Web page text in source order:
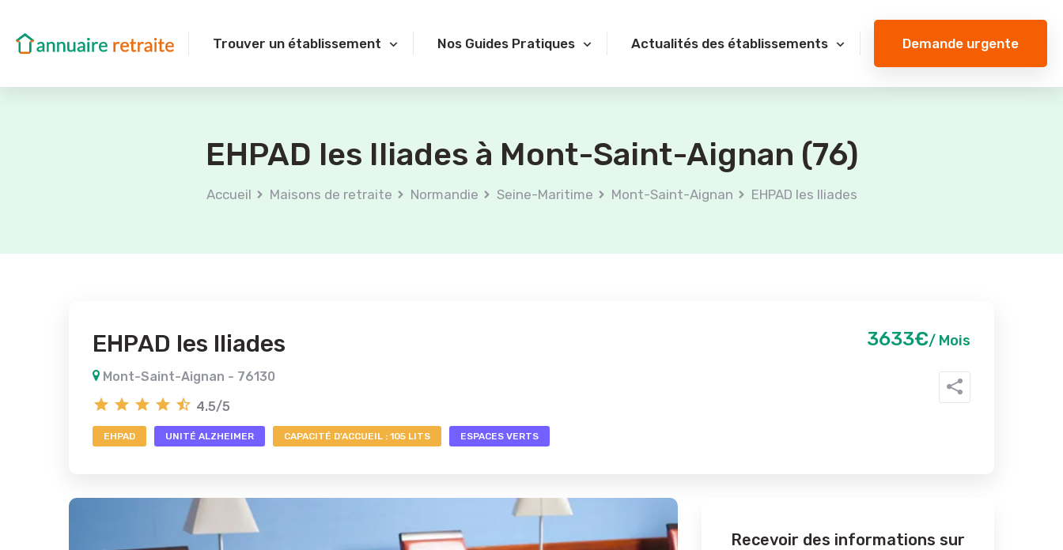
Trouver un établissement Nos Guides Pratiques Actualités des établissements Demande urgente
EHPAD les Iliades à Mont-Saint-Aignan (76)
Accueil Maisons de retraite Normandie Seine-Maritime Mont-Saint-Aignan EHPAD les Iliades
EHPAD les Iliades
Mont-Saint-Aignan - 76130
4.5/5
3633€/ Mois
EHPAD UNITÉ ALZHEIMER CAPACITÉ D'ACCUEIL : 105 LITS ESPACES VERTS
Recevoir des informations sur